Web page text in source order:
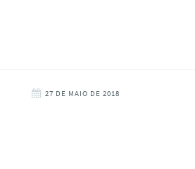
27 DE MAIO DE 2018